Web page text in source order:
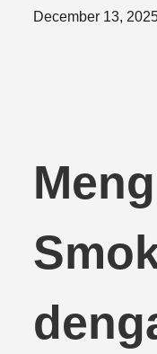
Posted
December 13,